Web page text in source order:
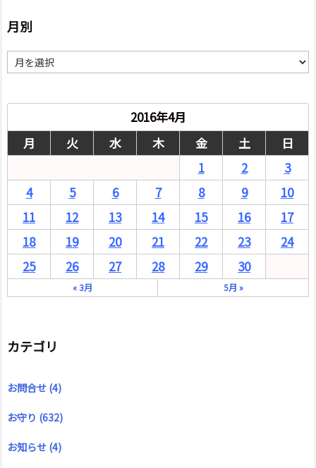
月別
別
2016年4月
月
火 水 木 金 土
日
1
2
3
4
5 6 7 8 9
10
11
12 13 14 15 16
17
18
19 20 21 22 23
24
25
26 27 28 29 30
« 3月 5月 »
カテゴリ
お問合せ (4)
お守り (632)
お知らせ (4)